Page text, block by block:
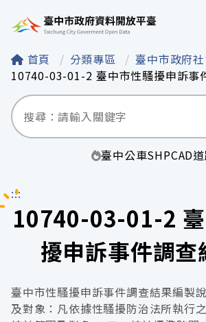
臺中市政府
首頁 分類專區
臺中市政府
10740-03-01-2 臺中市性騷擾申訴事
臺中公車SHPCAD
:::
10740-03-01-2
擾申訴事件調
臺中市性騷擾申訴事件調查結果編製
及對象：凡依據性騷擾防治法所執行